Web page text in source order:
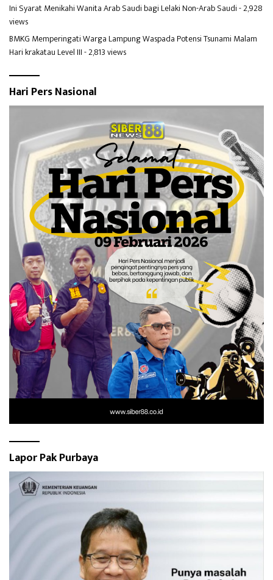
Ini Syarat Menikahi Wanita Arab Saudi bagi Lelaki Non-Arab Saudi- 2,928
views
BMKG Memperingati Warga Lampung Waspada Potensi Tsunami Malam
Hari krakatau Level III- 2,813 views
Hari Pers Nasional
Lapor Pak Purbaya